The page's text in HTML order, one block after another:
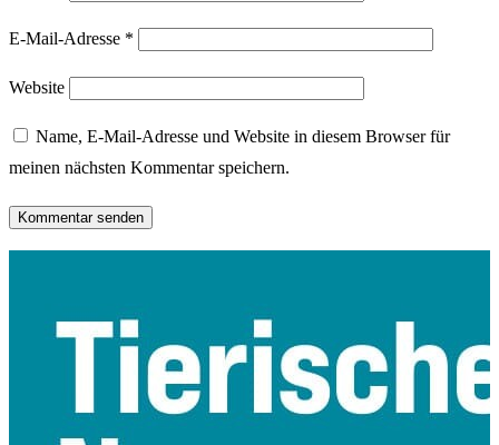
E-Mail-Adresse *
Website
Name, E-Mail-Adresse und Website in diesem Browser für
meinen nächsten Kommentar speichern.